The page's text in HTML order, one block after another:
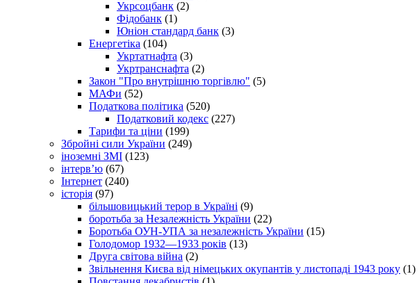
Укрсоцбанк (2)
Фідобанк (1)
Юніон стандард банк (3)
Енергетіка (104)
Укртатнафта (3)
Укртранснафта (2)
Закон "Про внутрішню торгівлю" (5)
МАФи (52)
Податкова політика (520)
Податковий кодекс (227)
Тарифи та ціни (199)
Збройні сили України (249)
іноземні ЗМІ (123)
інтерв’ю (67)
Інтернет (240)
історія (97)
більшовицький терор в Україні (9)
боротьба за Незалежність України (22)
Боротьба ОУН-УПА за незалежність України (15)
Голодомор 1932—1933 років (13)
Друга світова війна (2)
Звільнення Києва від німецьких окупантів у листопаді 1943 року (1)